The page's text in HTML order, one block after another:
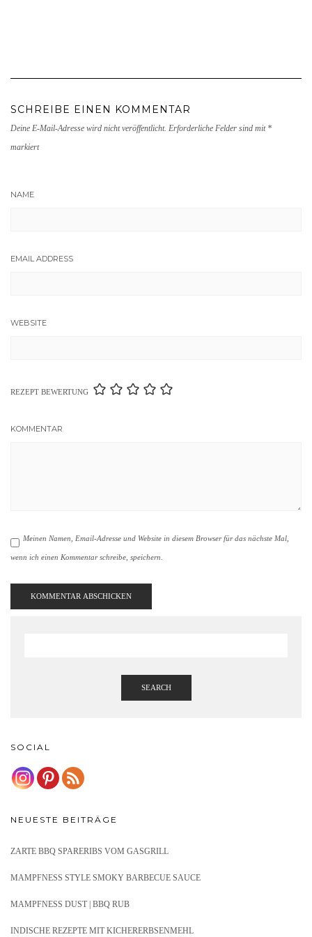
SCHREIBE EINEN KOMMENTAR
Deine E-Mail-Adresse wird nicht veröffentlicht. Erforderliche Felder sind mit *
markiert
NAME
EMAIL ADDRESS
WEBSITE
REZEPT BEWERTUNG
KOMMENTAR
Meinen Namen, Email-Adresse und Website in diesem Browser für das nächste Mal,
wenn ich einen Kommentar schreibe, speichern.
SEARCH
SOCIAL
NEUESTE BEITRÄGE
ZARTE BBQ SPARERIBS VOM GASGRILL
MAMPFNESS STYLE SMOKY BARBECUE SAUCE
MAMPFNESS DUST | BBQ RUB
INDISCHE REZEPTE MIT KICHERERBSENMEHL